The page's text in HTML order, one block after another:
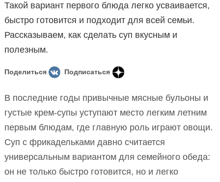
Такой вариант первого блюда легко усваивается,
быстро готовится и подходит для всей семьи.
Рассказываем, как сделать суп вкусным и
полезным.
Поделиться Подписаться
В последние годы привычные мясные бульоны и
густые крем-супы уступают место легким летним
первым блюдам, где главную роль играют овощи.
Суп с фрикадельками давно считается
универсальным вариантом для семейного обеда:
он не только быстро готовится, но и легко